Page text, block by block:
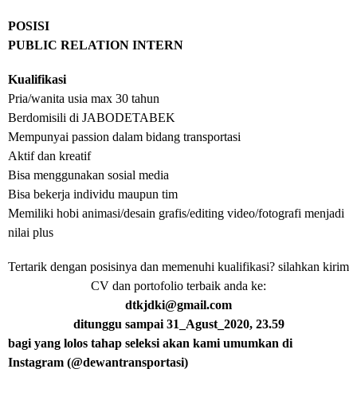
POSISI
PUBLIC RELATION INTERN
Kualifikasi
Pria/wanita usia max 30 tahun
Berdomisili di JABODETABEK
Mempunyai passion dalam bidang transportasi
Aktif dan kreatif
Bisa menggunakan sosial media
Bisa bekerja individu maupun tim
Memiliki hobi animasi/desain grafis/editing video/fotografi menjadi
nilai plus
Tertarik dengan posisinya dan memenuhi kualifikasi? silahkan kirim
CV dan portofolio terbaik anda ke:
dtkjdki@gmail.com
ditunggu sampai 31_Agust_2020, 23.59
bagi yang lolos tahap seleksi akan kami umumkan di
Instagram (@dewantransportasi)